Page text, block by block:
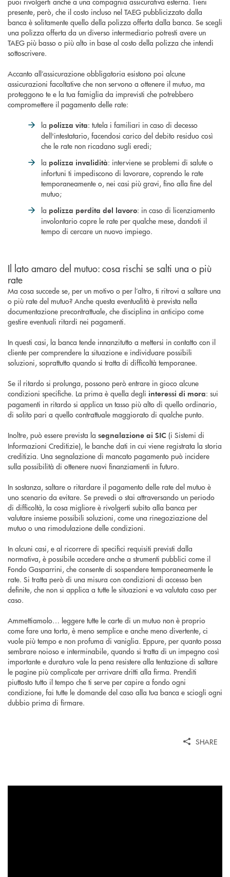
presente, però, che il costo incluso nel TAEG pubblicizzato dalla
banca è solitamente quello della polizza offerta dalla banca. Se scegli
una polizza offerta da un diverso intermediario potresti avere un
TAEG più basso o più alto in base al costo della polizza che intendi
sottoscrivere.
Accanto all’assicurazione obbligatoria esistono poi alcune
assicurazioni facoltative che non servono a ottenere il mutuo, ma
proteggono te e la tua famiglia da imprevisti che potrebbero
compromettere il pagamento delle rate:
la polizza vita: tutela i familiari in caso di decesso
dell'intestatario, facendosi carico del debito residuo così
che le rate non ricadano sugli eredi;
la polizza invalidità: interviene se problemi di salute o
infortuni ti impediscono di lavorare, coprendo le rate
temporaneamente o, nei casi più gravi, fino alla fine del
mutuo;
la polizza perdita del lavoro: in caso di licenziamento
involontario copre le rate per qualche mese, dandoti il
tempo di cercare un nuovo impiego.
Il lato amaro del mutuo: cosa rischi se salti una o più
rate
Ma cosa succede se, per un motivo o per l’altro, ti ritrovi a saltare una
o più rate del mutuo? Anche questa eventualità è prevista nella
documentazione precontrattuale, che disciplina in anticipo come
gestire eventuali ritardi nei pagamenti.
In questi casi, la banca tende innanzitutto a mettersi in contatto con il
cliente per comprendere la situazione e individuare possibili
soluzioni, soprattutto quando si tratta di difficoltà temporanee.
Se il ritardo si prolunga, possono però entrare in gioco alcune
condizioni specifiche. La prima è quella degli interessi di mora: sui
pagamenti in ritardo si applica un tasso più alto di quello ordinario,
di solito pari a quello contrattuale maggiorato di qualche punto.
Inoltre, può essere prevista la segnalazione ai SIC (i Sistemi di
Informazioni Creditizie), le banche dati in cui viene registrata la storia
creditizia. Una segnalazione di mancato pagamento può incidere
sulla possibilità di ottenere nuovi finanziamenti in futuro.
In sostanza, saltare o ritardare il pagamento delle rate del mutuo è
uno scenario da evitare. Se prevedi o stai attraversando un periodo
di difficoltà, la cosa migliore è rivolgerti subito alla banca per
valutare insieme possibili soluzioni, come una rinegoziazione del
mutuo o una rimodulazione delle condizioni.
In alcuni casi, e al ricorrere di specifici requisiti previsti dalla
normativa, è possibile accedere anche a strumenti pubblici come il
Fondo Gasparrini, che consente di sospendere temporaneamente le
rate. Si tratta però di una misura con condizioni di accesso ben
definite, che non si applica a tutte le situazioni e va valutata caso per
caso.
Ammettiamolo… leggere tutte le carte di un mutuo non è proprio
come fare una torta, è meno semplice e anche meno divertente, ci
vuole più tempo e non profuma di vaniglia. Eppure, per quanto possa
sembrare noioso e interminabile, quando si tratta di un impegno così
importante e duraturo vale la pena resistere alla tentazione di saltare
le pagine più complicate per arrivare dritti alla firma. Prenditi
piuttosto tutto il tempo che ti serve per capire a fondo ogni
condizione, fai tutte le domande del caso alla tua banca e sciogli ogni
dubbio prima di firmare.
SHARE